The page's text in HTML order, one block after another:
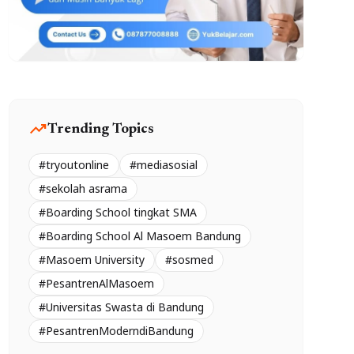
trending_upTrending Topics
#tryoutonline
#mediasosial
#sekolah asrama
#Boarding School tingkat SMA
#Boarding School Al Masoem Bandung
#Masoem University
#sosmed
#PesantrenAlMasoem
#Universitas Swasta di Bandung
#PesantrenModerndiBandung